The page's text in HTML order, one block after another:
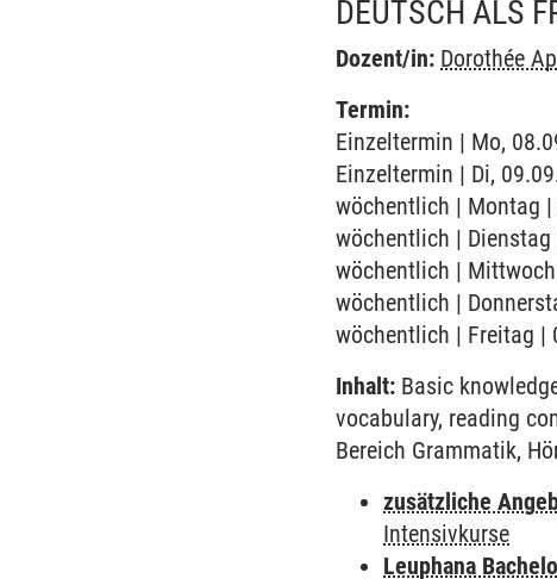
DEUTSCH ALS
Dozent/in: Dorothée
Termin:
Einzeltermin | Mo,
Einzeltermin | Di,
wöchentlich | Montag
wöchentlich |
wöchentlich |
wöchentlich |
wöchentlich | Freitag |
Inhalt: Basic
vocabulary, reading
Bereich Grammatik,
zusätzliche
Intensivkurse
Leuphana